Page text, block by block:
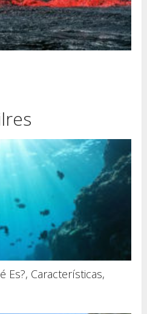
Es?, Características,